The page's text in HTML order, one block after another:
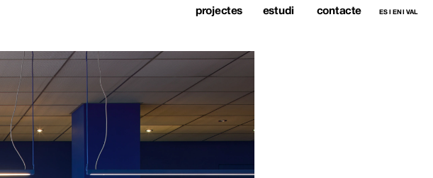
ES I EN VAL
estudi contacte
projectes